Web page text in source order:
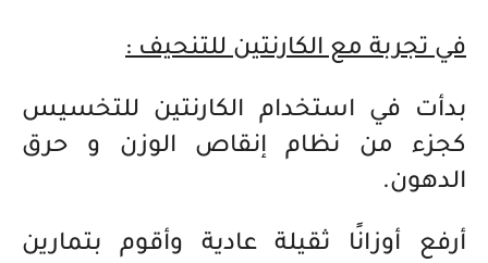
في تجربة مع الكارنتين للتنحيف :
بدأت في استخدام الكارنتين للتخسيس
كجزء من نظام إنقاص الوزن و حرق
الدهون.
أرفع أوزانًا ثقيلة عادية وأقوم بتمارين